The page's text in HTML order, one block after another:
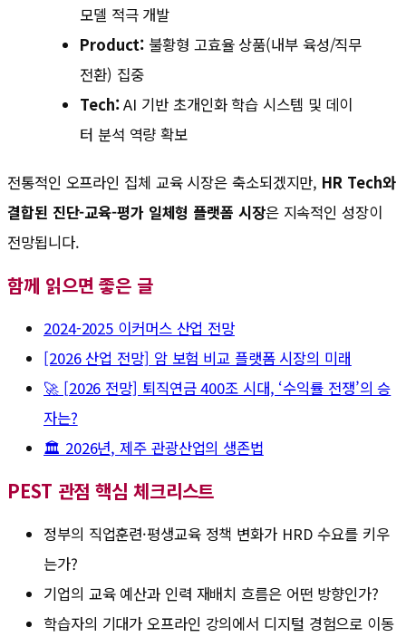
모델 적극 개발
Product: 불황형 고효율 상품(내부 육성/직무
전환) 집중
Tech:AI 기반 초개인화 학습 시스템 및 데이
터 분석 역량 확보
전통적인 오프라인 집체 교육 시장은 축소되겠지만, HR Tech와
결합된 진단-교육-평가 일체형 플랫폼 시장은 지속적인 성장이
전망됩니다.
함께 읽으면 좋은 글
2024-2025 이커머스 산업 전망
[2026 산업 전망] 암 보험 비교 플랫폼 시장의 미래
🚀 [2026 전망] 퇴직연금 400조 시대, ‘수익률 전쟁’의 승
자는?
🏛️ 2026년, 제주 관광산업의 생존법
PEST 관점 핵심 체크리스트
정부의 직업훈련·평생교육 정책 변화가 HRD 수요를 키우
는가?
기업의 교육 예산과 인력 재배치 흐름은 어떤 방향인가?
학습자의 기대가 오프라인 강의에서 디지털 경험으로 이동